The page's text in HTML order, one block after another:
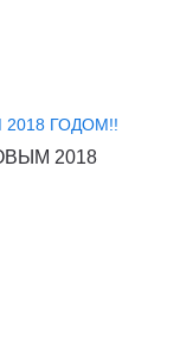
2018 ГОДОМ!!
2018